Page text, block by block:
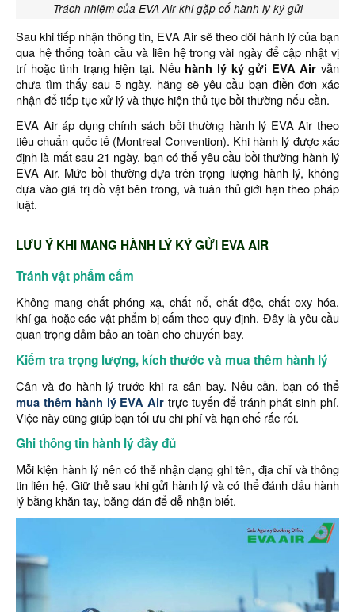
Trách nhiệm của EVA Air khi gặp cố hành lý ký gửi
Sau khi tiếp nhận thông tin, EVA Air sẽ theo dõi hành lý của bạn
qua hệ thống toàn cầu và liên hệ trong vài ngày để cập nhật vị
trí hoặc tình trạng hiện tại. Nếu hành lý ký gửi EVA Air vẫn
chưa tìm thấy sau 5 ngày, hãng sẽ yêu cầu bạn điền đơn xác
nhận để tiếp tục xử lý và thực hiện thủ tục bồi thường nếu cần.
EVA Air áp dụng chính sách bồi thường hành lý EVA Air theo
tiêu chuẩn quốc tế (Montreal Convention). Khi hành lý được xác
định là mất sau 21 ngày, bạn có thể yêu cầu bồi thường hành lý
EVA Air. Mức bồi thường dựa trên trọng lượng hành lý, không
dựa vào giá trị đồ vật bên trong, và tuân thủ giới hạn theo pháp
luật.
LƯU Ý KHI MANG HÀNH LÝ KÝ GỬI EVA AIR
Tránh vật phẩm cấm
Không mang chất phóng xạ, chất nổ, chất độc, chất oxy hóa,
khí ga hoặc các vật phẩm bị cấm theo quy định. Đây là yêu cầu
quan trọng đảm bảo an toàn cho chuyến bay.
Kiểm tra trọng lượng, kích thước và mua thêm hành lý
Cân và đo hành lý trước khi ra sân bay. Nếu cần, bạn có thể
mua thêm hành lý EVA Air trực tuyến để tránh phát sinh phí.
Việc này cũng giúp bạn tối ưu chi phí và hạn chế rắc rối.
Ghi thông tin hành lý đầy đủ
Mỗi kiện hành lý nên có thẻ nhận dạng ghi tên, địa chỉ và thông
tin liên hệ. Giữ thẻ sau khi gửi hành lý và có thể đánh dấu hành
lý bằng khăn tay, băng dán để dễ nhận biết.